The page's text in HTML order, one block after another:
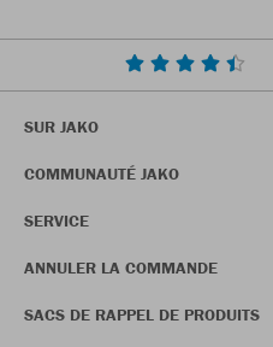
SUR JAKO
COMMUNAUTÉ JAKO
SERVICE
ANNULER LA COMMANDE
SACS DE RAPPEL DE PRODUITS